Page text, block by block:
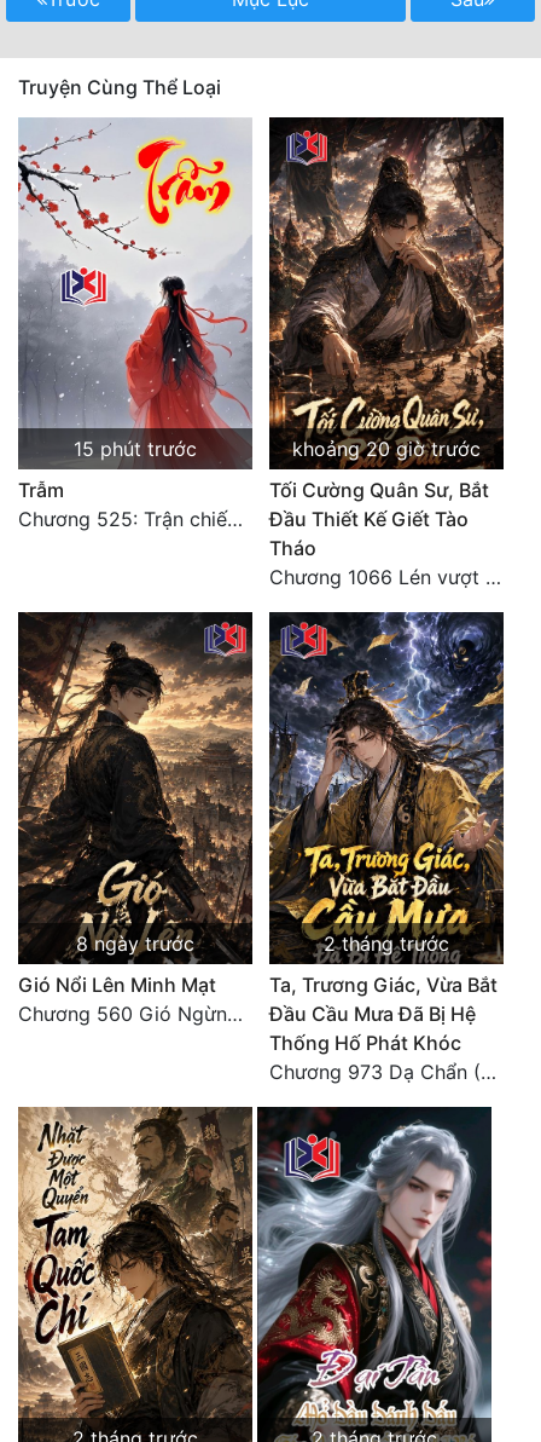
Tu Chân
Tu Tiên
Tội Phạm
Vô Địch
Võ Hiệp
Võng Du
Xuyên Không
Xuyên Nhanh
Xuyên Sách
Xuyên Thư
Điền Văn
Đông Phương
Đông Phương Huyền Huyễn
Đồng Nhân
Cẩu Đạo Trường Sinh
Ngự Thú
Truyện Nam
Truyện Nữ
Vô Địch Lưu
Đẹp
Đẹp Hiệp
Tính Cách Nhân Vật :
Cơ Trí
Sát Phạt Quyết Đoán
Vô Sỉ
Truyện Cùng Thể Loại
15 phút trước
Trẫm
Chương 525: Trận chiến tấn công phòng thủ Macao (2)
khoảng 20 giờ trước
Tối Cường Quân Sư, Bắt
Đầu Thiết Kế Giết Tào
Tháo
Chương 1066 Lén vượt Nam Bì, đánh thẳng Nghiệp Thành (2/2)
8 ngày trước
Gió Nổi Lên Minh Mạt
Chương 560 Gió Ngừng (Kết Cục)
2 tháng trước
Ta, Trương Giác, Vừa Bắt
Đầu Cầu Mưa Đã Bị Hệ
Thống Hố Phát Khóc
Chương 973 Dạ Chẩn (2/2)